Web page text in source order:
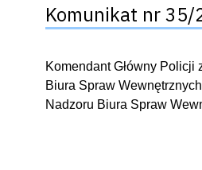
Komunikat nr 35/
Komendant Główny Policji
Biura Spraw
Nadzoru Biura Spraw